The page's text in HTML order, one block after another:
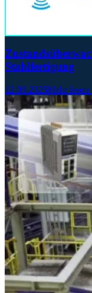
Stahlfertigung
12.08.2025Mehr